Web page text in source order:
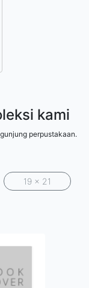
kami
perpustakaan.
19 x 21